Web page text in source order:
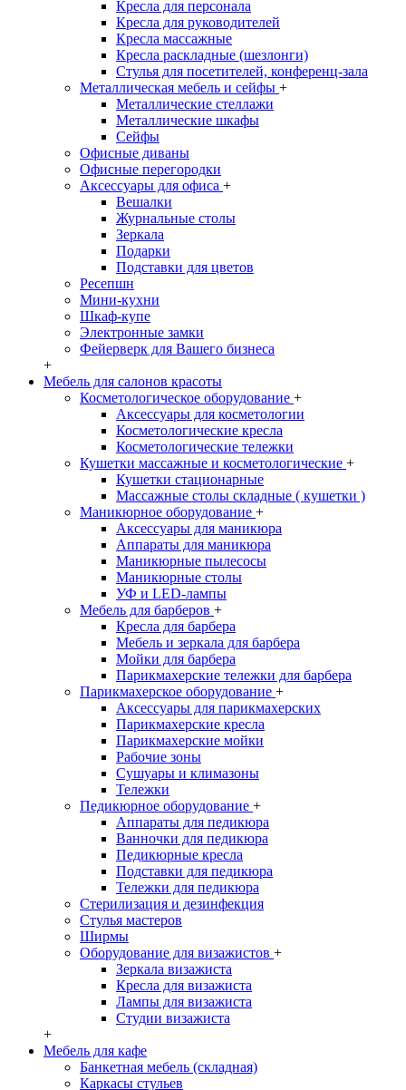
Кресла для персонала
Кресла для руководителей
Кресла массажные
Кресла раскладные (шезлонги)
Стулья для посетителей, конференц-зала
Металлическая мебель и сейфы +
Металлические стеллажи
Металлические шкафы
Сейфы
Офисные диваны
Офисные перегородки
Аксессуары для офиса +
Вешалки
Журнальные столы
Зеркала
Подарки
Подставки для цветов
Ресепшн
Мини-кухни
Шкаф-купе
Электронные замки
Фейерверк для Вашего бизнеса
+
Мебель для салонов красоты
Косметологическое оборудование +
Аксессуары для косметологии
Косметологические кресла
Косметологические тележки
Кушетки массажные и косметологические +
Кушетки стационарные
Массажные столы складные ( кушетки )
Маникюрное оборудование +
Аксессуары для маникюра
Аппараты для маникюра
Маникюрные пылесосы
Маникюрные столы
УФ и LED-лампы
Мебель для барберов +
Кресла для барбера
Мебель и зеркала для барбера
Мойки для барбера
Парикмахерские тележки для барбера
Парикмахерское оборудование +
Аксессуары для парикмахерских
Парикмахерские кресла
Парикмахерские мойки
Рабочие зоны
Сушуары и климазоны
Тележки
Педикюрное оборудование +
Аппараты для педикюра
Ванночки для педикюра
Педикюрные кресла
Подставки для педикюра
Тележки для педикюра
Стерилизация и дезинфекция
Стулья мастеров
Ширмы
Оборудование для визажистов +
Зеркала визажиста
Кресла для визажиста
Лампы для визажиста
Студии визажиста
+
Мебель для кафе
Банкетная мебель (складная)
Каркасы стульев